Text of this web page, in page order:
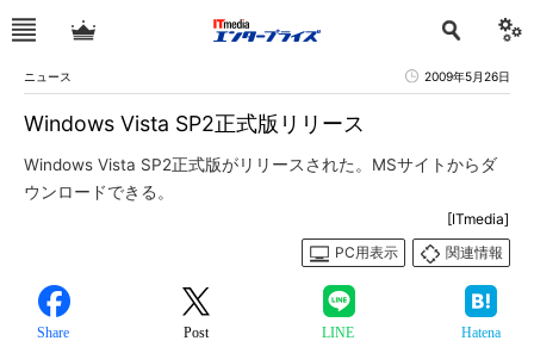
ニュース 2009年5月26日
Windows Vista SP2正式版リリース
Windows Vista SP2正式版がリリースされた。MSサイトからダ
ウンロードできる。
[ITmedia]
PC用表示
関連情報
Share Post LINE Hatena